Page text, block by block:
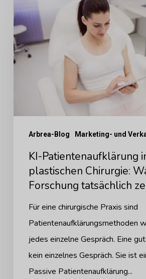
Patientenaufklärung
in
der
plastischen
tatsächlich
zeigt
Arbrea-Blog Marketing- und
KI-Patientenaufklärung
plastischen Chirurgie:
Forschung tatsächlich
Für eine chirurgische Praxis sind
Patientenaufklärungsmethoden
jedes einzelne Gespräch. Eine
kein einzelnes Gespräch. Sie ist
Passive Patientenaufklärung...